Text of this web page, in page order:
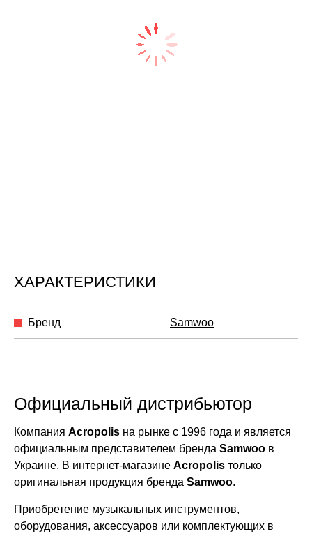
ХАРАКТЕРИСТИКИ
Бренд Samwoo
Официальный дистрибьютор
Компания Acropolis на рынке с 1996 года и является
официальным представителем бренда Samwoo в
Украине. В интернет-магазине Acropolis только
оригинальная продукция бренда Samwoo.
Приобретение музыкальных инструментов,
оборудования, аксессуаров или комплектующих в